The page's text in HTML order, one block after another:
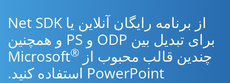
از برنامه رایگان آنلاین یا Net SDK
برای تبدیل بین ODP و PS و همچنین
چندین قالب محبوب از Microsoft ®
PowerPoint استفاده کنید.